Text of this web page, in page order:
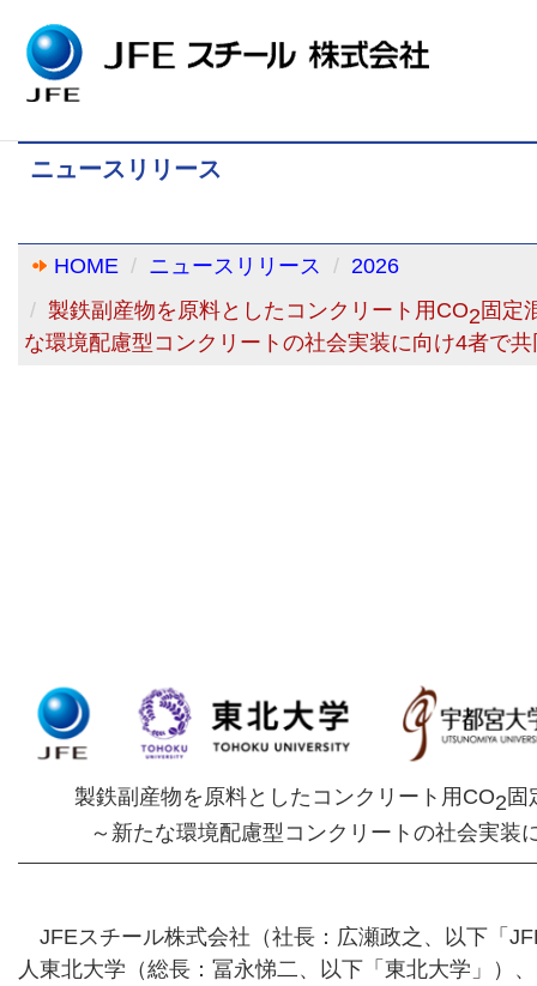
ニュースリリース
HOME ニュースリリース
2026
製鉄副産物を原料としたコンクリート用CO2 固定
な環境配慮型コンクリートの社会実装に向け4者で
製鉄副産物を原料としたコンクリート用CO2 固
～新たな環境配慮型コンクリートの社会実装
JFEスチール株式会社（社長：広瀬政之、以下「
人東北大学（総長：冨永悌二、以下「東北大学」）